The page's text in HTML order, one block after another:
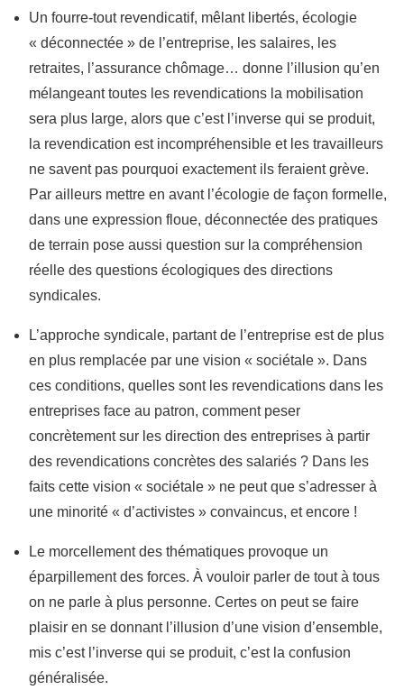
Un fourre-tout revendicatif, mêlant libertés, écologie
« déconnectée » de l’entreprise, les salaires, les
retraites, l’assurance chômage… donne l’illusion qu’en
mélangeant toutes les revendications la mobilisation
sera plus large, alors que c’est l’inverse qui se produit,
la revendication est incompréhensible et les travailleurs
ne savent pas pourquoi exactement ils feraient grève.
Par ailleurs mettre en avant l’écologie de façon formelle,
dans une expression floue, déconnectée des pratiques
de terrain pose aussi question sur la compréhension
réelle des questions écologiques des directions
syndicales.
L’approche syndicale, partant de l’entreprise est de plus
en plus remplacée par une vision « sociétale ». Dans
ces conditions, quelles sont les revendications dans les
entreprises face au patron, comment peser
concrètement sur les direction des entreprises à partir
des revendications concrètes des salariés ? Dans les
faits cette vision « sociétale » ne peut que s’adresser à
une minorité « d’activistes » convaincus, et encore !
Le morcellement des thématiques provoque un
éparpillement des forces. À vouloir parler de tout à tous
on ne parle à plus personne. Certes on peut se faire
plaisir en se donnant l’illusion d’une vision d’ensemble,
mis c’est l’inverse qui se produit, c’est la confusion
généralisée.